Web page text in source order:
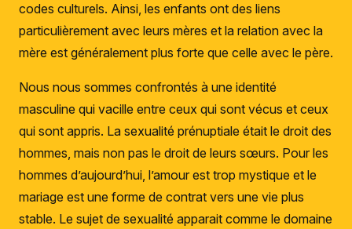
codes culturels. Ainsi, les enfants ont des liens
particulièrement avec leurs mères et la relation avec la
mère est généralement plus forte que celle avec le père.
Nous nous sommes confrontés à une identité
masculine qui vacille entre ceux qui sont vécus et ceux
qui sont appris. La sexualité prénuptiale était le droit des
hommes, mais non pas le droit de leurs sœurs. Pour les
hommes d’aujourd’hui, l’amour est trop mystique et le
mariage est une forme de contrat vers une vie plus
stable. Le sujet de sexualité apparait comme le domaine